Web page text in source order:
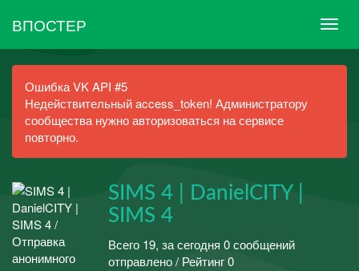
ВПОСТЕР
Ошибка VK API #5
Недействительный access_token! Администратору
сообщества нужно авторизоваться на сервисе
повторно.
SIMS 4 | DanielCITY |
SIMS 4
Всего 19, за сегодня 0 сообщений
отправлено / Рейтинг 0